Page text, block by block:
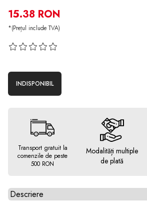
15.38 RON
*(Prețul include TVA)
INDISPONIBIL
Transport gratuit la
comenzile de peste
500 RON
Modalități multiple
de plată
Alegeti tab